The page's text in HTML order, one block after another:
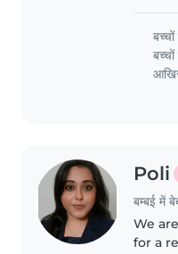
will
to
max
Poli
बम्बई में
We
for a